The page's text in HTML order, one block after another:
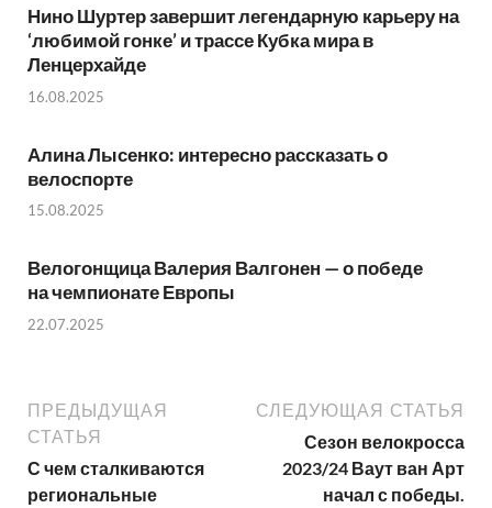
Нино Шуртер завершит легендарную карьеру на
‘любимой гонке’ и трассе Кубка мира в
Ленцерхайде
16.08.2025
Алина Лысенко: интересно рассказать о
велоспорте
15.08.2025
Велогонщица Валерия Валгонен — о победе
на чемпионате Европы
22.07.2025
ПРЕДЫДУЩАЯ
СТАТЬЯ
С чем сталкиваются
региональные
СЛЕДУЮЩАЯ СТАТЬЯ
Сезон велокросса
2023/24 Ваут ван Арт
начал с победы.